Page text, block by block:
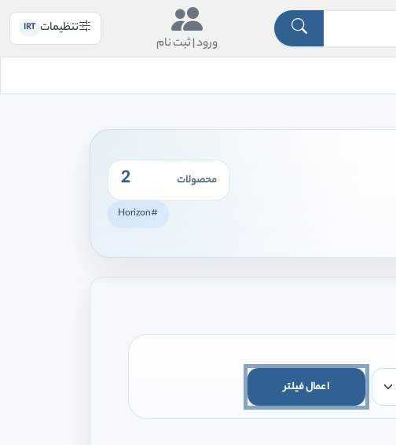
ورود |ثبت نام
تنظیمات IRT
محصولات 2
#Horizon
اعمال فیلتر